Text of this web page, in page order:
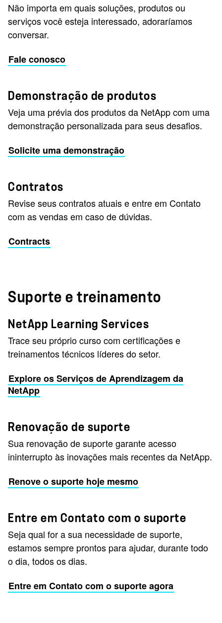
Não importa em quais soluções, produtos ou
serviços você esteja interessado, adoraríamos
conversar.
Fale conosco
Demonstração de produtos
Veja uma prévia dos produtos da NetApp com uma
demonstração personalizada para seus desafios.
Solicite uma demonstração
Contratos
Revise seus contratos atuais e entre em Contato
com as vendas em caso de dúvidas.
Contracts
Suporte e treinamento
NetApp Learning Services
Trace seu próprio curso com certificações e
treinamentos técnicos líderes do setor.
Explore os Serviços de Aprendizagem da
NetApp
Renovação de suporte
Sua renovação de suporte garante acesso
ininterrupto às inovações mais recentes da NetApp.
Renove o suporte hoje mesmo
Entre em Contato com o suporte
Seja qual for a sua necessidade de suporte,
estamos sempre prontos para ajudar, durante todo
o dia, todos os dias.
Entre em Contato com o suporte agora